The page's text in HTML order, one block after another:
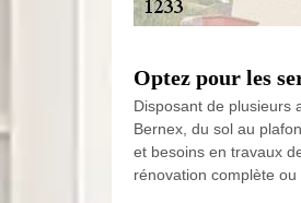
Optez pour les
Disposant de plusieurs
Bernex, du sol au
et besoins en travaux
rénovation complète